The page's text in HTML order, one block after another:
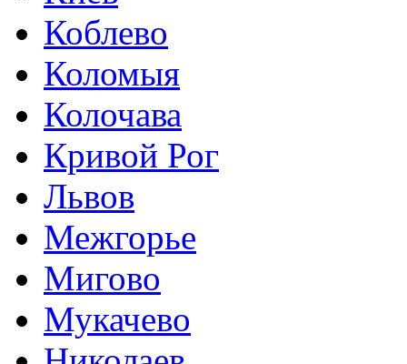
Коблево
Коломыя
Колочава
Кривой Рог
Львов
Межгорье
Мигово
Мукачево